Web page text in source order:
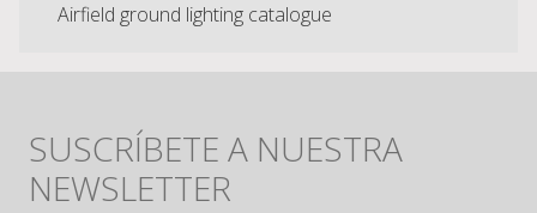
Airfield ground lighting catalogue
SUSCRÍBETE A NUESTRA
NEWSLETTER